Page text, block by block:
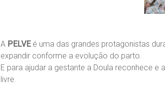
A PELVEé uma das grandes protagonistas
expandir conforme a evolução do parto.
E para ajudar a gestante a Doula reconhece
livre.